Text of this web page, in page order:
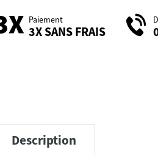
Paiement
3X SANS FRAIS
Description